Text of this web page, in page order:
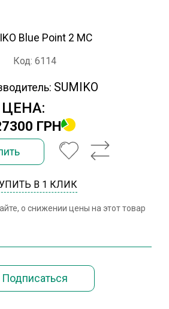
Blue Point 2 MC
Код: 6114
SUMIKO
ЦЕНА:
ГРН
В 1 КЛИК
о снижении цены на этот товар